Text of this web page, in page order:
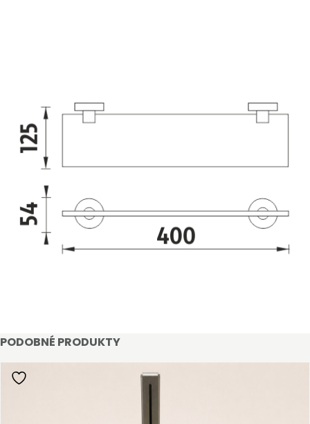
PODOBNÉ PRODUKTY
Stát se klientem velkoobchodu Bohéme Collection
je jednoduché, stačí podnikat a mít platné IČO.
Kromě snadnějšího procesu objednávek můžete
získat slevy až do výše 25 % v závislosti na velikosti